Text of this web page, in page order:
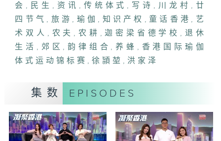
有没有想过，日历上冷冰冰的「24节
气」，竟然可以化身为陪伴孩子成长的可爱
精灵？今集请来「节气牙菇」创作者，分享
成实体，一步步走向大众。
年逾七十的罗国生退休后，重回荃湾川龙村
的田园，过着忙碌却悠然自得的农耕生活。
他除了农耕，闲时会作诗、养蜂弄蜜，乐于
与访客分享田园生活心得，找到银发生活的
哲学。
会 , 民生 , 资讯 , 传统体式 , 写诗 , 川龙村 , 廿
四节气 , 旅游 , 瑜伽 , 知识产权 , 童话香港 , 艺
术双人 , 农夫 , 农耕 , 迦密梁省德学校 , 退休
生活 , 郊区 , 韵律组合 , 养蜂 , 香港国际瑜伽
体式运动锦标赛 ,徐頴堃 , 洪家泽
集数 EPISODES